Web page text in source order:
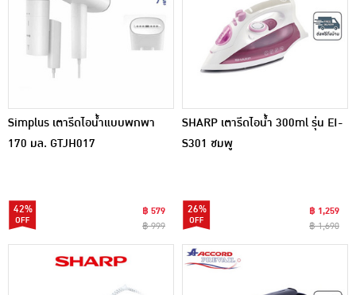
Simplus เตารีดไอน้ำแบบพกพา
170 มล. GTJH017
42%
฿ 579
฿ 999
SHARP เตารีดไอน้ำ 300ml รุ่น EI-
S301 ชมพู
26%
฿ 1,259
฿ 1,690